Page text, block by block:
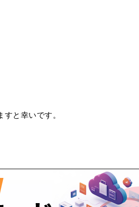
と幸いです。